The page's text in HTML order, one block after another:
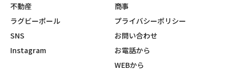
不動産
商事
ラグビーポール
SNS
Instagram
お問い合わせ
お電話から
WEBから
プライバシーポリシー